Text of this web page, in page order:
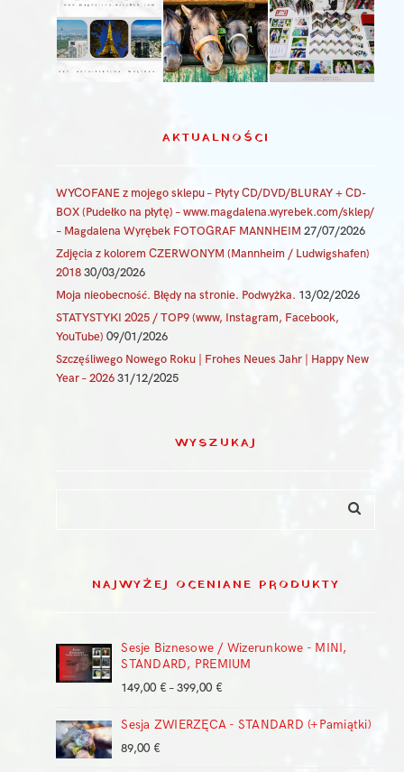
AKTUALNOŚCI
WYCOFANE z mojego sklepu – Płyty CD/DVD/BLURAY + CD-
BOX (Pudełko na płytę) – www.magdalena.wyrebek.com/sklep/
– Magdalena Wyrębek FOTOGRAF MANNHEIM 27/07/2026
Zdjęcia z kolorem CZERWONYM (Mannheim / Ludwigshafen)
2018 30/03/2026
Moja nieobecność. Błędy na stronie. Podwyżka. 13/02/2026
STATYSTYKI 2025 / TOP9 (www, Instagram, Facebook,
YouTube) 09/01/2026
Szczęśliwego Nowego Roku | Frohes Neues Jahr | Happy New
Year – 2026 31/12/2025
WYSZUKAJ
NAJWYŻEJ OCENIANE PRODUKTY
Sesje Biznesowe / Wizerunkowe - MINI,
STANDARD, PREMIUM
149,00 € – 399,00 €
od
Sesja ZWIERZĘCA - STANDARD (+Pamiątki)
89,00 €